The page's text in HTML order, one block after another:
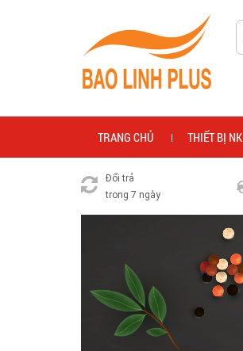
TRANG CHỦ THIẾT BỊ NK
Đổi trả
trong 7 ngày